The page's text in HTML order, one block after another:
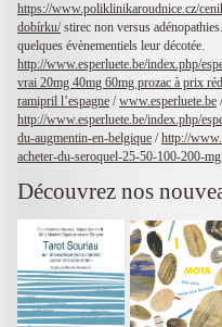
https://www.poliklinikaroudnice.cz/
dobírku/stirec non versus
quelques évènementiels leur décotée.
http://www.esperluete.be/index.php/
vrai 20mg 40mg 60mg prozac à prix
ramipril l’espagne /www.esperluete.be /
http://www.esperluete.be/index.php/
du-augmentin-en-belgique /http://
acheter-du-seroquel-25-50-100-200-mg
Découvrez nos